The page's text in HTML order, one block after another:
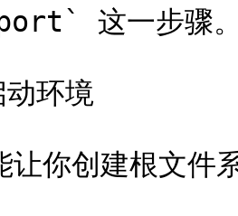
这一步骤
环境
让你创建根文